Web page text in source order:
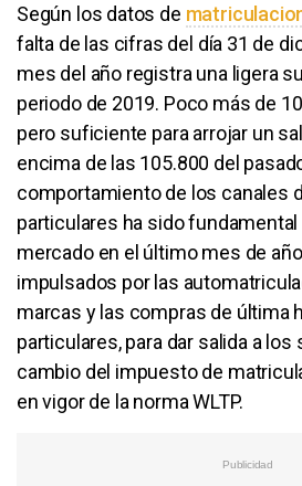
Según los datos de
falta de las cifras del día 31 de
mes del año registra una ligera
periodo de 2019. Poco más de
pero suficiente para arrojar un
encima de las 105.800 del
comportamiento de los canales
particulares ha sido
mercado en el último mes de
impulsados por las
marcas y las compras de última
particulares, para dar salida a
cambio del impuesto de
en vigor de la norma WLTP.